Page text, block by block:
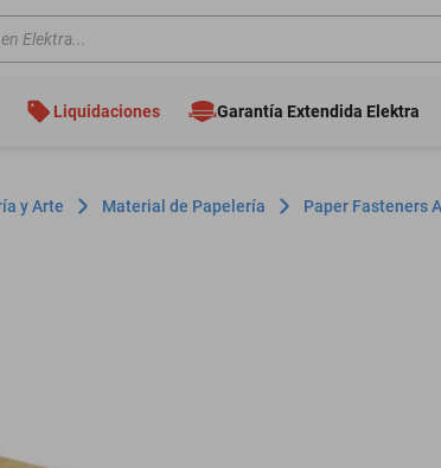
Elektra...
Liquidaciones Garantía Extendida Elektra
y Arte Material de Papelería Paper Fasteners